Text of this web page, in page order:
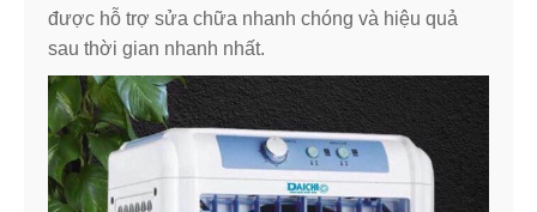
được hỗ trợ sửa chữa nhanh chóng và hiệu quả
sau thời gian nhanh nhất.